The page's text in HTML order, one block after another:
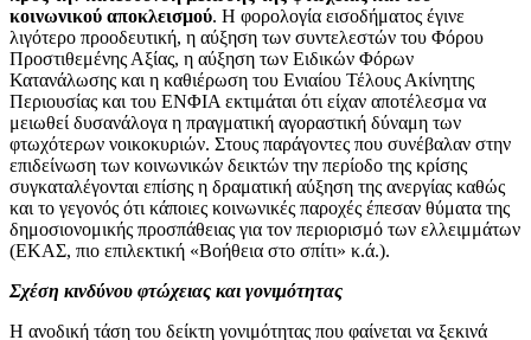
κοινωνικού αποκλεισμού. Η φορολογία εισοδήματος έγινε
λιγότερο προοδευτική, η αύξηση των συντελεστών του Φόρου
Προστιθεμένης Αξίας, η αύξηση των Ειδικών Φόρων
Κατανάλωσης και η καθιέρωση του Ενιαίου Τέλους Ακίνητης
Περιουσίας και του ΕΝΦΙΑ εκτιμάται ότι είχαν αποτέλεσμα να
μειωθεί δυσανάλογα η πραγματική αγοραστική δύναμη των
φτωχότερων νοικοκυριών. Στους παράγοντες που συνέβαλαν στην
επιδείνωση των κοινωνικών δεικτών την περίοδο της κρίσης
συγκαταλέγονται επίσης η δραματική αύξηση της ανεργίας καθώς
και το γεγονός ότι κάποιες κοινωνικές παροχές έπεσαν θύματα της
δημοσιονομικής προσπάθειας για τον περιορισμό των ελλειμμάτων
(ΕΚΑΣ, πιο επιλεκτική «Βοήθεια στο σπίτι» κ.ά.).
Σχέση κινδύνου φτώχειας και γονιμότητας
Η ανοδική τάση του δείκτη γονιμότητας που φαίνεται να ξεκινά